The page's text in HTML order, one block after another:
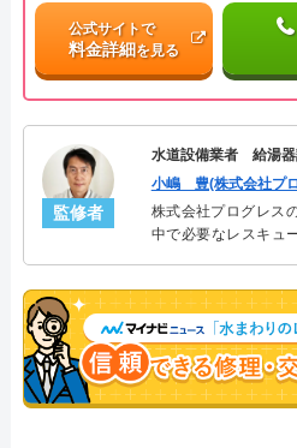
公式サイトで
料金詳細を見る
監修者
水道設備業者 給湯器
小嶋 豊(株式会社プ
株式会社プログレス
中で必要なレスキュ
決。多くのお客様に
ャリスト。